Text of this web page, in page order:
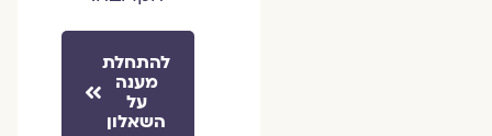
להתחלת
מענה
על
השאלון